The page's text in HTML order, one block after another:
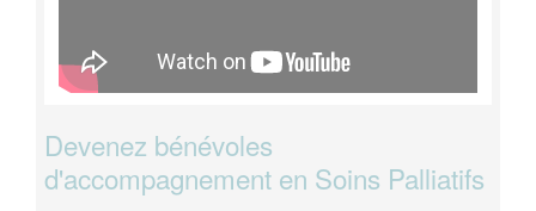
Devenez bénévoles
d'accompagnement en Soins Palliatifs